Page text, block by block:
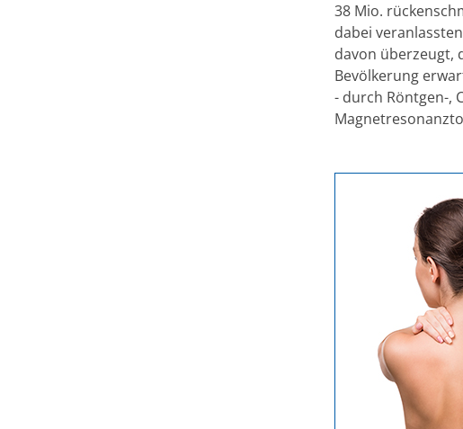
38 Mio.
dabei
davon überzeugt,
Bevölkerung
- durch Röntgen-,